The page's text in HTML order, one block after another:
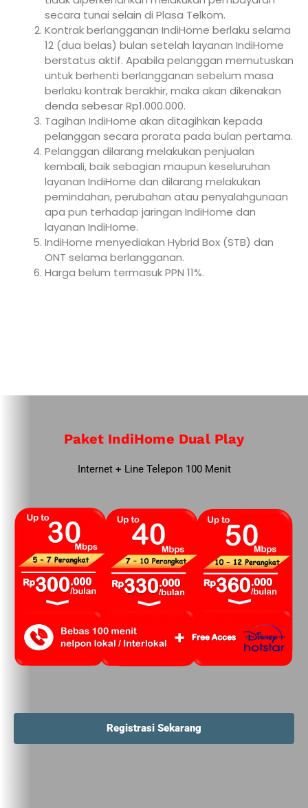
secara tunai selain di Plasa Telkom.
Kontrak berlangganan IndiHome berlaku selama
12 (dua belas) bulan setelah layanan IndiHome
berstatus aktif. Apabila pelanggan memutuskan
untuk berhenti berlangganan sebelum masa
berlaku kontrak berakhir, maka akan dikenakan
denda sebesar Rp1.000.000.
Tagihan IndiHome akan ditagihkan kepada
pelanggan secara prorata pada bulan pertama.
Pelanggan dilarang melakukan penjualan
kembali, baik sebagian maupun keseluruhan
layanan IndiHome dan dilarang melakukan
pemindahan, perubahan atau penyalahgunaan
apa pun terhadap jaringan IndiHome dan
layanan IndiHome.
IndiHome menyediakan Hybrid Box (STB) dan
ONT selama berlangganan.
Harga belum termasuk PPN 11%.
Paket IndiHome Dual Play
Internet + Line Telepon 100 Menit
Registrasi Sekarang